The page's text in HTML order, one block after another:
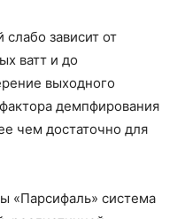
зависит от
ватт и до
выходного
демпфирования
чем достаточно для
«Парсифаль» система